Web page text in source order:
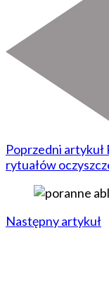
Poprzedni artykuł
rytuałów
Następny artykuł